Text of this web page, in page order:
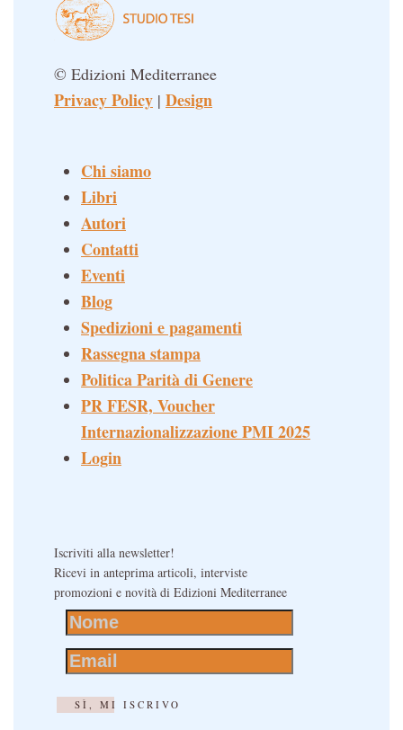
© Edizioni Mediterranee
Privacy Policy | Design
Chi siamo
Libri
Autori
Contatti
Eventi
Blog
Spedizioni e pagamenti
Rassegna stampa
Politica Parità di Genere
PR FESR, Voucher
Internazionalizzazione PMI 2025
Login
Iscriviti alla newsletter!
Ricevi in anteprima articoli, interviste
promozioni e novità di Edizioni Mediterranee
SÌ, MI ISCRIVO